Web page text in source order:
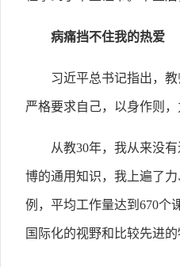
病痛挡不住我的热爱
习近平总书记指出，
严格要求自己，以身作则
从教30年，我从来没
博的通用知识，我上遍了
例，平均工作量达到670个
国际化的视野和比较先进的